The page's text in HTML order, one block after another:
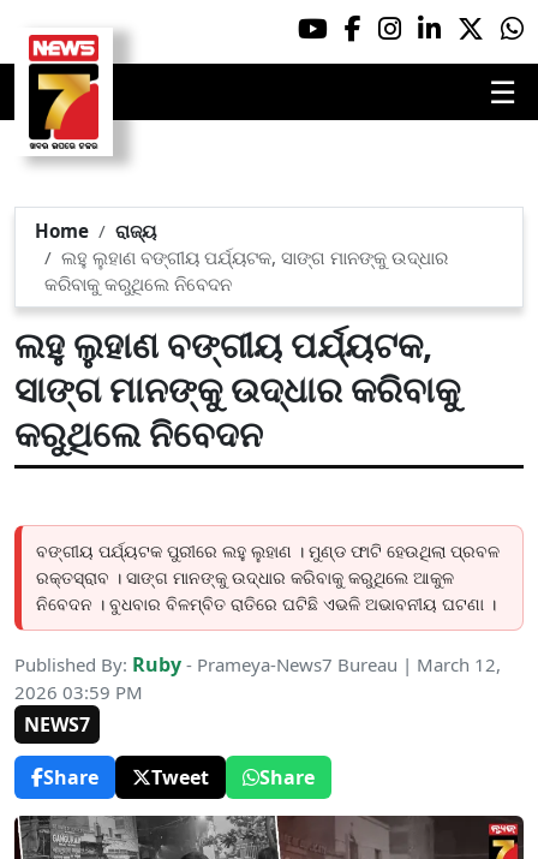
☰
Home
ରାଜ୍ୟ
ଲହୁ ଲୁହାଣ ବଙ୍ଗୀୟ ପର୍ଯ୍ୟଟକ, ସାଙ୍ଗ ମାନଙ୍କୁ ଉଦ୍ଧାର
କରିବାକୁ କରୁଥିଲେ ନିବେଦନ
ଲହୁ ଲୁହାଣ ବଙ୍ଗୀୟ ପର୍ଯ୍ୟଟକ,
ସାଙ୍ଗ ମାନଙ୍କୁ ଉଦ୍ଧାର କରିବାକୁ
କରୁଥିଲେ ନିବେଦନ
ବଙ୍ଗୀୟ ପର୍ଯ୍ୟଟକ ପୁରୀରେ ଲହୁ ଲୁହାଣ । ମୁଣ୍ଡ ଫାଟି ହେଉଥିଲା ପ୍ରବଳ
ରକ୍ତସ୍ରାବ । ସାଙ୍ଗ ମାନଙ୍କୁ ଉଦ୍ଧାର କରିବାକୁ କରୁଥିଲେ ଆକୁଳ
ନିବେଦନ । ବୁଧବାର ବିଳମ୍ବିତ ରାତିରେ ଘଟିଛି ଏଭଳି ଅଭାବନୀୟ ଘଟଣା ।
Published By: Ruby - Prameya-News7 Bureau | March 12,
2026 03:59 PM
NEWS7
Share
Tweet Share